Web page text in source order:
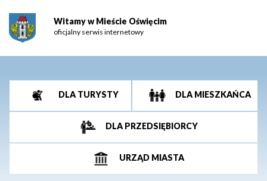
Witamy w Mieście Oświęcim
oficjalny serwis internetowy
DLA TURYSTY DLA MIESZKAŃCA
DLA PRZEDSIĘBIORCY
URZĄD MIASTA